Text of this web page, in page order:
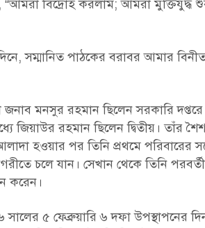
“আমরা বিদ্রোহ করলাম; আমরা মুক্তিযুদ্ধ
সম্মানিত পাঠকের বরাবর আমার
মনসুর রহমান ছিলেন সরকারি
জিয়াউর রহমান ছিলেন দ্বিতীয়। তাঁর
হওয়ার পর তিনি প্রথমে পরিবারের
চলে যান। সেখান থেকে তিনি
করেন।
৫ ফেব্রুয়ারি ৬ দফা উপস্থাপনের